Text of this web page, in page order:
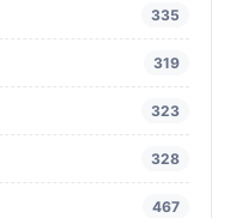
335
319
323
328
467